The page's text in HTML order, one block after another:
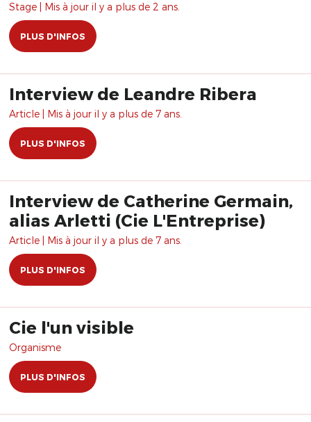
Stage | Mis à jour il y a plus de 2 ans.
PLUS D'INFOS
Interview de Leandre Ribera
Article | Mis à jour il y a plus de 7 ans.
PLUS D'INFOS
Interview de Catherine Germain,
alias Arletti (Cie L'Entreprise)
Article | Mis à jour il y a plus de 7 ans.
PLUS D'INFOS
Cie l'un visible
Organisme
PLUS D'INFOS